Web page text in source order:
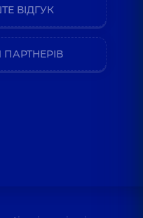
ВІДГУК
ПАРТНЕРІВ